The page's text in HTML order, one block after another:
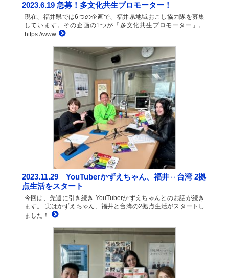
2023.6.19 急募！多文化共生プロモーター！
現在、福井県では6つの企画で、福井県地域おこし協力隊を募集
しています。その企画の1つが「多文化共生プロモーター」。
https://www
2023.11.29 YouTuberかずえちゃん、福井⇔台湾 2拠
点生活をスタート
今回は、先週に引き続き YouTuberかずえちゃんとのお話が続き
ます。 実はかずえちゃん、福井と台湾の2拠点生活がスタートし
ました！